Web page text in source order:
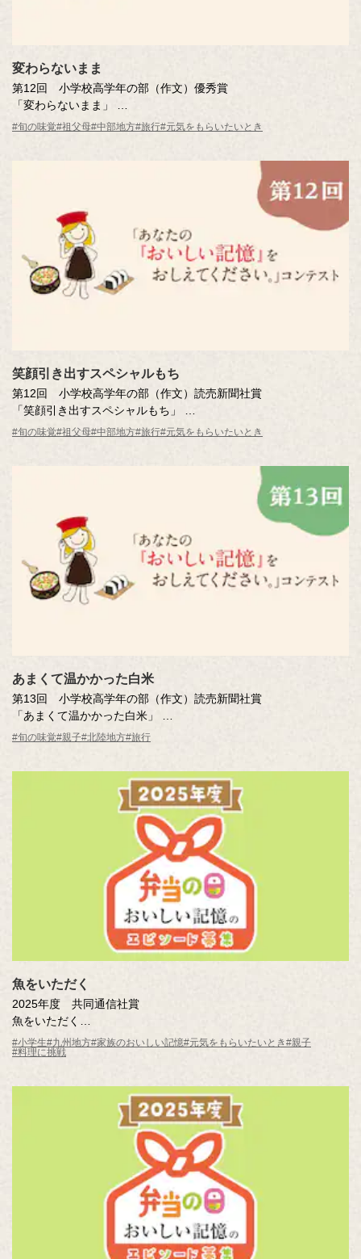
変わらないまま
第12回 小学校高学年の部（作文）優秀賞
「変わらないまま」
村尾 結梨さん（愛知県・11歳） 豊田市立大林小学校 6年
#旬の味覚#祖父母#中部地方#旅行#元気をもらいたいとき
笑顔引き出すスペシャルもち
第12回 小学校高学年の部（作文）読売新聞社賞
「笑顔引き出すスペシャルもち」
長屋 愛実さん（岐阜県・11歳） 岐阜市立則武小学校 6年
#旬の味覚#祖父母#中部地方#旅行#元気をもらいたいとき
あまくて温かかった白米
第13回 小学校高学年の部（作文）読売新聞社賞
「あまくて温かかった白米」
大野 晴生さん（埼玉県・10歳） 越谷市立千間台小学校 4年
#旬の味覚#親子#北陸地方#旅行
魚をいただく
2025年度 共同通信社賞
魚をいただく
赤瀬川 想太（鹿児島県 鹿児島市立伊敷台小学校5年 ）
#小学生#九州地方#家族のおいしい記憶#元気をもらいたいとき#親子
#料理に挑戦